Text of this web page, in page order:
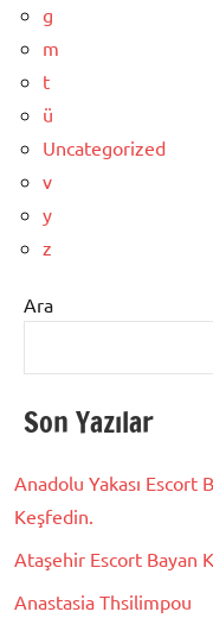
g
m
t
ü
Uncategorized
v
y
z
Ara
Son Yazılar
Anadolu Yakası Escort
Keşfedin.
Ataşehir Escort Bayan
Anastasia Thsilimpou